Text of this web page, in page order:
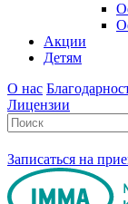
Акции
Детям
О нас
Лицензии
Записаться на